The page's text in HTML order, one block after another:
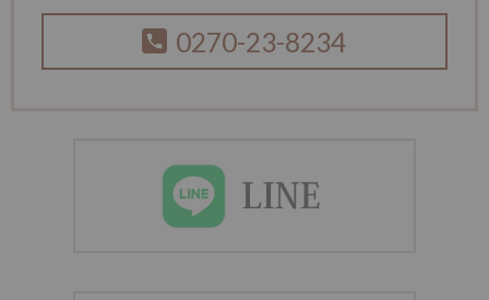
0270-23-8234